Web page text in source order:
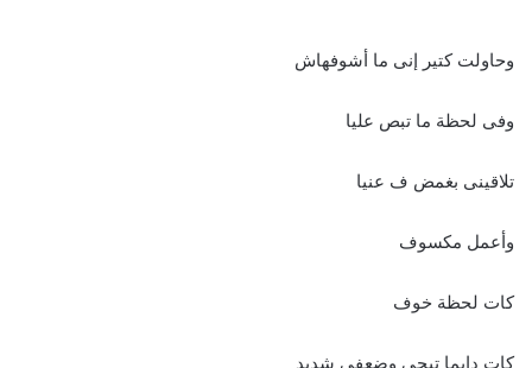
وحاولت كتير إنى ما أشوفهاش
وفى لحظة ما تبص عليا
تلاقينى بغمض ف عنيا
وأعمل مكسوف
كات لحظة خوف
كات دايما تيجى وضعفى شديد